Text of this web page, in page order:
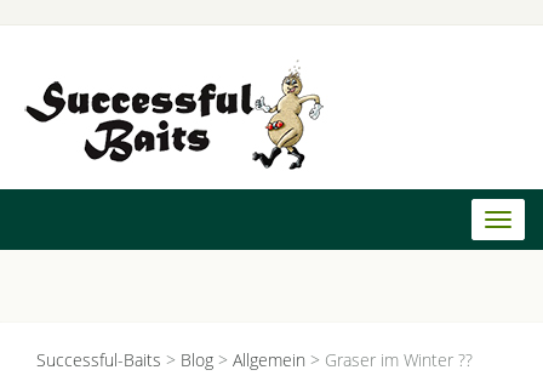
Successful-Baits > Blog > Allgemein > Graser im Winter ??